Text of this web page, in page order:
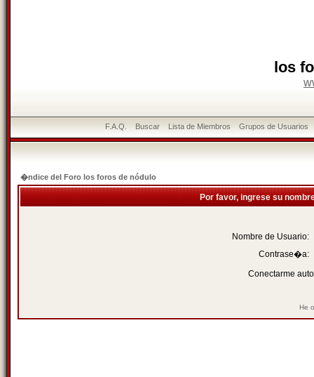
los
F.A.Q. Buscar Lista de Miembros Grupos de Usuarios
�ndice del Foro los foros de nódulo
Por favor, ingrese su
Nombre de Usuario:
Contrase�a:
Conectarme
He